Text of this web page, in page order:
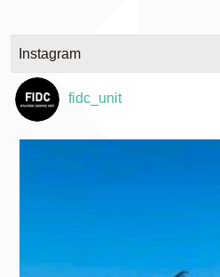
Instagram
fidc_unit